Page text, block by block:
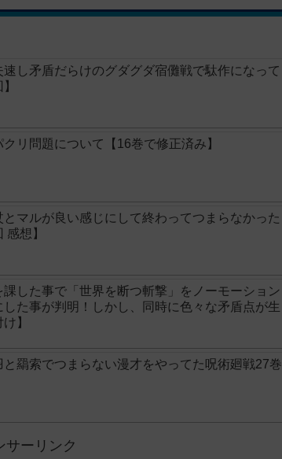
し矛盾だらけのグダグダ宿儺戦で駄作になって
リ問題について【16巻で修正済み】
マルが良い感じにして終わってつまらなかった
想】
した事で「世界を断つ斬撃」をノーモーション
た事が判明！しかし、同時に色々な矛盾点が生
】
羂索でつまらない漫才をやってた呪術廻戦27巻
サーリンク